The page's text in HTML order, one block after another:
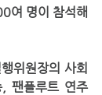
여 명이 참석해
위원장의 사회
, 팬플루트 연주